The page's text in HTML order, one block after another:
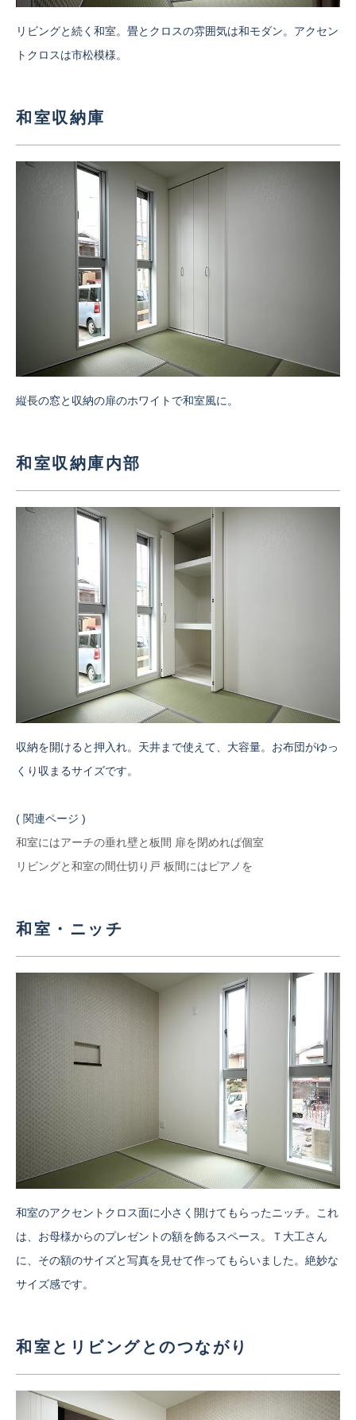
リビングと続く和室。畳とクロスの雰囲気は和モダン。アクセン
トクロスは市松模様。
和室収納庫
縦長の窓と収納の扉のホワイトで和室風に。
和室収納庫内部
収納を開けると押入れ。天井まで使えて、大容量。お布団がゆっ
くり収まるサイズです。
( 関連ページ )
和室にはアーチの垂れ壁と板間 扉を閉めれば個室
リビングと和室の間仕切り戸 板間にはピアノを
和室・ニッチ
和室のアクセントクロス面に小さく開けてもらったニッチ。これ
は、お母様からのプレゼントの額を飾るスペース。Ｔ大工さん
に、その額のサイズと写真を見せて作ってもらいました。絶妙な
サイズ感です。
和室とリビングとのつながり